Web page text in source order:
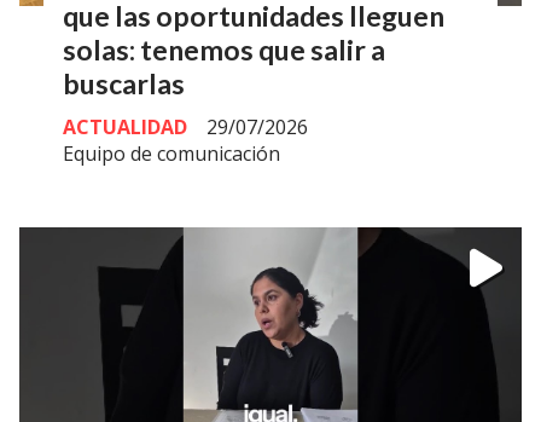
que las oportunidades lleguen
solas: tenemos que salir a
buscarlas
Equipo de comunicación
ACTUALIDAD 29/07/2026